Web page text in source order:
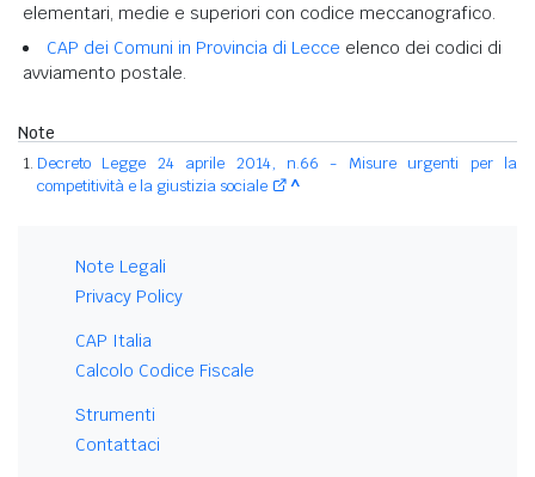
elementari, medie e superiori con codice meccanografico.
CAP dei Comuni in Provincia di Lecce elenco dei codici di
avviamento postale.
Note
Decreto Legge 24 aprile 2014, n.66 - Misure urgenti per la
competitività e la giustizia sociale
^
Note Legali
Privacy Policy
CAP Italia
Calcolo Codice Fiscale
Strumenti
Contattaci